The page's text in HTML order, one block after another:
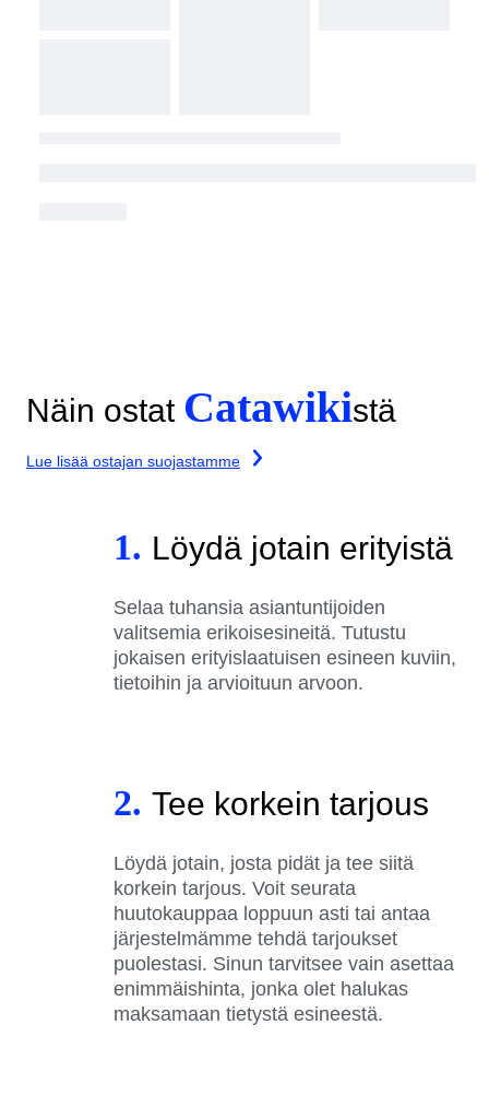
Näin ostat Catawikistä
Lue lisää ostajan suojastamme
1. Löydä jotain erityistä
Selaa tuhansia asiantuntijoiden
valitsemia erikoisesineitä. Tutustu
jokaisen erityislaatuisen esineen kuviin,
tietoihin ja arvioituun arvoon.
2. Tee korkein tarjous
Löydä jotain, josta pidät ja tee siitä
korkein tarjous. Voit seurata
huutokauppaa loppuun asti tai antaa
järjestelmämme tehdä tarjoukset
puolestasi. Sinun tarvitsee vain asettaa
enimmäishinta, jonka olet halukas
maksamaan tietystä esineestä.